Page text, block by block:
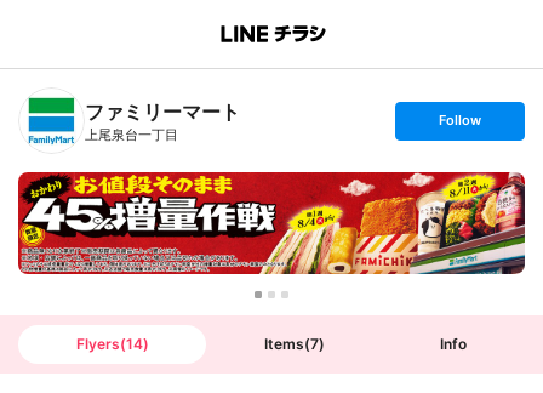
B
n
T
ファミリーマート
上尾泉台一丁目
s
t
o
l
l
o
w
Follow
Flyers(14) Items(7) Info